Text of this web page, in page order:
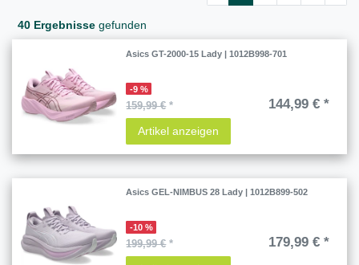
40 Ergebnisse gefunden
Asics GT-2000-15 Lady | 1012B998-701
-9 %
159,99 €* 144,99 € *
Artikel anzeigen
Asics GEL-NIMBUS 28 Lady | 1012B899-502
-10 %
199,99 €* 179,99 € *